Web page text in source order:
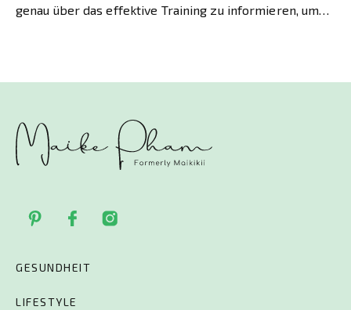
genau über das effektive Training zu informieren, um
GESUNDHEIT
LIFESTYLE